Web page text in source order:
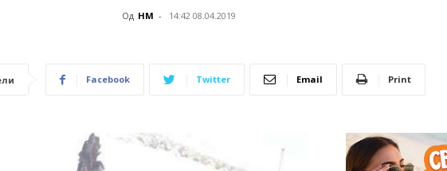
Од НМ - 14:42 08.04.2019
Facebook Twitter Email Print